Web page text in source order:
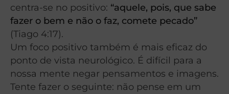
centra-se no positivo: “aquele, pois, que sabe
fazer o bem e não o faz, comete pecado”
(Tiago 4:17).
Um foco positivo também é mais eficaz do
ponto de vista neurológico. É difícil para a
nossa mente negar pensamentos e imagens.
Tente fazer o seguinte: não pense em um